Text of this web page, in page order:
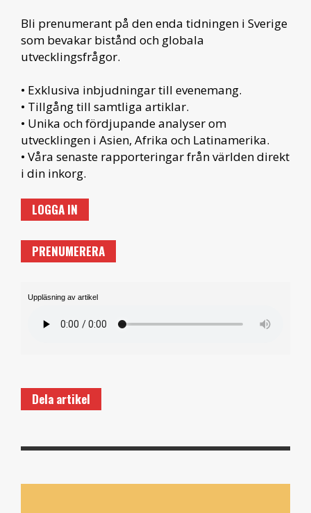
Bli prenumerant på den enda tidningen i Sverige
som bevakar bistånd och globala
utvecklingsfrågor.
• Exklusiva inbjudningar till evenemang.
• Tillgång till samtliga artiklar.
• Unika och fördjupande analyser om
utvecklingen i Asien, Afrika och Latinamerika.
• Våra senaste rapporteringar från världen direkt
i din inkorg.
LOGGA IN
PRENUMERERA
Uppläsning av artikel
Dela artikel